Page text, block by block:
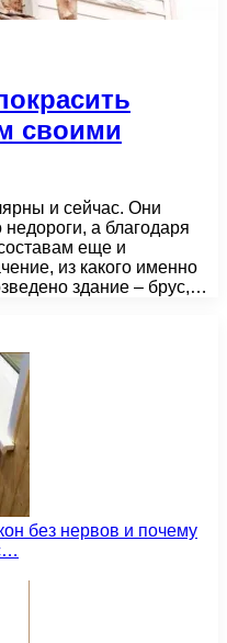
своими
и сейчас. Они
а благодаря
еще и
из какого именно
здание – брус,…
без нервов и почему